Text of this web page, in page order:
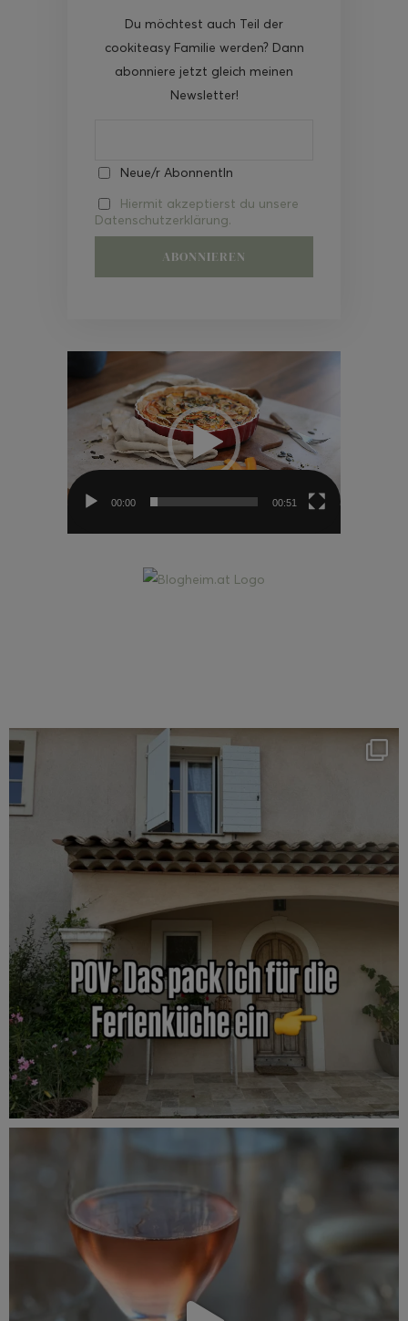
Du möchtest auch Teil der
cookiteasy Familie werden? Dann
abonniere jetzt gleich meinen
Newsletter!
Neue/r AbonnentIn
Hiermit akzeptierst du unsere
Datenschutzerklärung.
Video-
00:00 00:51